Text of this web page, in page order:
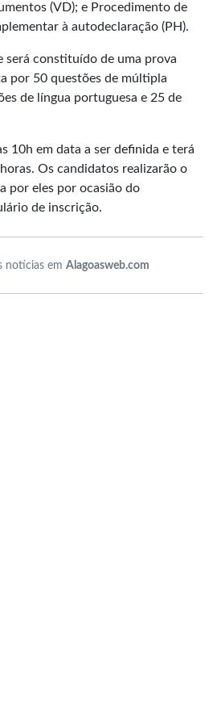
(VD); e Procedimento de
à autodeclaração (PH).
será constituído de uma prova
por 50 questões de múltipla
de língua portuguesa e 25 de
10h em data a ser definida e terá
Os candidatos realizarão o
por eles por ocasião do
de inscrição.
notícias em Alagoasweb.com